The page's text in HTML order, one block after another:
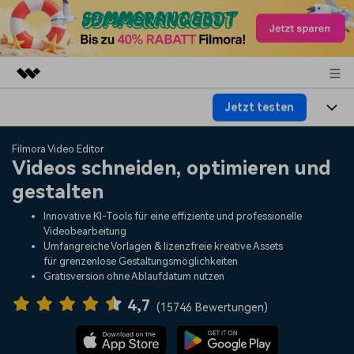
Dienstprogramme
Business
Überblick
Lösungen
Über uns
Presseraum
Support
Jetzt testen
Produkte
Plattformen
Funktionen
Assets
KI
Video/Foto
Audio
Lösungen
Video-Lösungen
Ressourcen
Video-Prompts
Über 100 heiße Video-
Meisterkurs
Beherrschen Sie
Hilfe-Center
Erste Schritte
Filmora Video Editor
Videos schneiden, optimieren und
gestalten
Innovative KI-Tools für eine effiziente und professionelle
Videobearbeitung
Umfangreiche Vorlagen & lizenzfreie kreative Assets
für grenzenlose Gestaltungsmöglichkeiten
Gratisversion ohne Ablaufdatum nutzen
4,7 (15746 Bewertungen)